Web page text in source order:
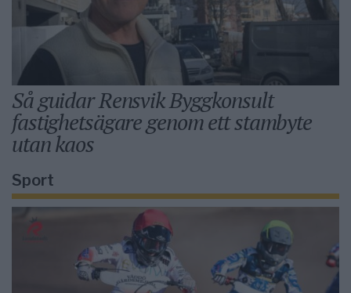
Så guidar Rensvik Byggkonsult
fastighetsägare genom ett stambyte
utan kaos
Sport